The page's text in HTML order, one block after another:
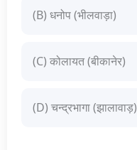
(B) धनोप (भीलवाड़ा)
(C) कोलायत (बीकानेर)
(D) चन्द्रभागा (झालावाड़)